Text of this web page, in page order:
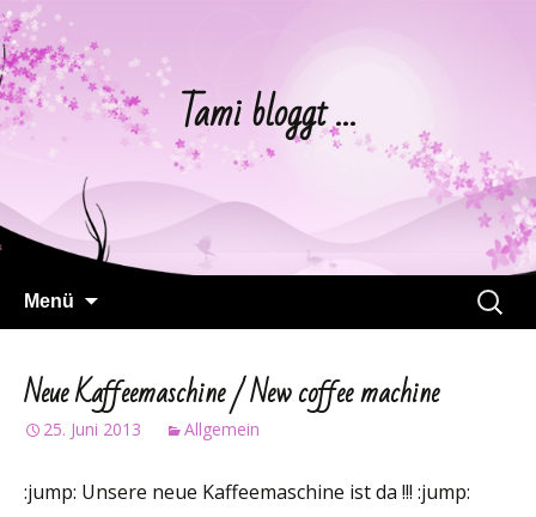
Tami bloggt …
Menü
Suchen
nach:
Neue Kaffeemaschine / New coffee machine
25. Juni 2013 Allgemein
:jump: Unsere neue Kaffeemaschine ist da !!! :jump: